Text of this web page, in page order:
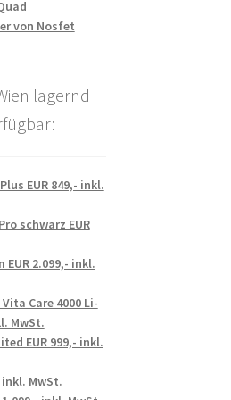
von Nosfet
lagernd
EUR 849,- inkl.
schwarz EUR
EUR 2.099,- inkl.
Care 4000 Li-
MwSt.
EUR 999,- inkl.
inkl. MwSt.